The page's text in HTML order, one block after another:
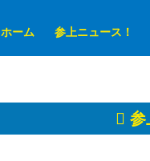
ホーム 参上ニュース！
参